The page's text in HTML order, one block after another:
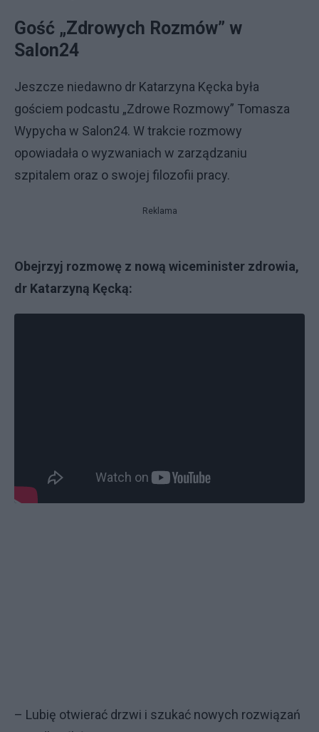
Gość „Zdrowych Rozmów” w
Salon24
Jeszcze niedawno dr Katarzyna Kęcka była
gościem podcastu „Zdrowe Rozmowy” Tomasza
Wypycha w Salon24. W trakcie rozmowy
opowiadała o wyzwaniach w zarządzaniu
szpitalem oraz o swojej filozofii pracy.
Reklama
Obejrzyj rozmowę z nową wiceminister zdrowia,
dr Katarzyną Kęcką:
– Lubię otwierać drzwi i szukać nowych rozwiązań